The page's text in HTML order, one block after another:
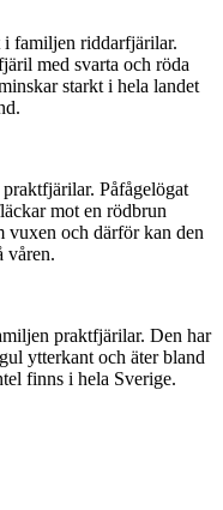
i familjen riddarfjärilar.
med svarta och röda
starkt i hela landet
Påfågelögat
mot en rödbrun
vuxen och därför kan den
våren.
praktfjärilar. Den har
ytterkant och äter bland
finns i hela Sverige.